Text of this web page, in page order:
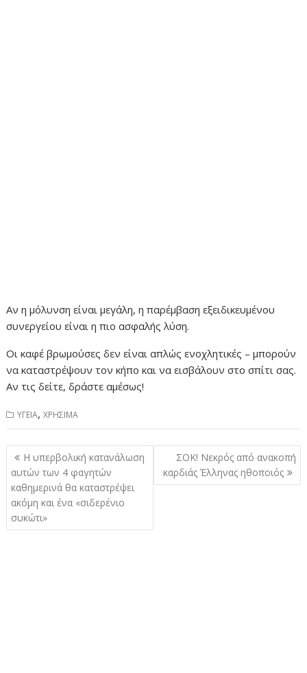
Αν η μόλυνση είναι μεγάλη, η παρέμβαση εξειδικευμένου
συνεργείου είναι η πιο ασφαλής λύση.
Οι καφέ βρωμούσες δεν είναι απλώς ενοχλητικές – μπορούν
να καταστρέψουν τον κήπο και να εισβάλουν στο σπίτι σας.
Αν τις δείτε, δράστε αμέσως!
ΥΓΕΙΑ,ΧΡΗΣΙΜΑ
Πλοήγηση
άρθρων
Η υπερβολική κατανάλωση
αυτών των 4 φαγητών
καθημερινά θα καταστρέψει
ακόμη και ένα «σιδερένιο
συκώτι»
ΣΟΚ! Νεκρός από ανακοπή
καρδιάς Έλληνας ηθοποιός